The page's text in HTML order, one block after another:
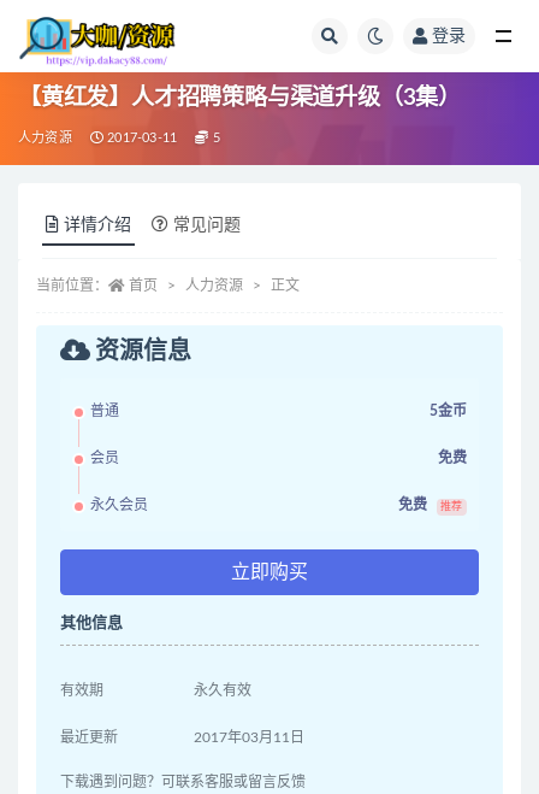
登录
【黄红发】人才招聘策略与渠道升级（3集）
人力资源 2017-03-11 5
详情介绍 常见问题
当前位置： 首页 人力资源 正文
资源信息
普通 5金币
会员 免费
永久会员 免费 推荐
立即购买
其他信息
有效期 永久有效
最近更新 2017年03月11日
下载遇到问题？可联系客服或留言反馈
全部